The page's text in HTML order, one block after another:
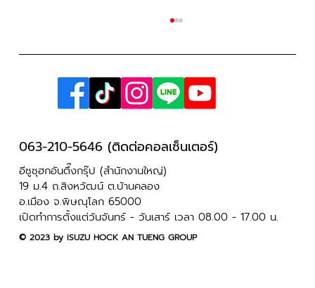
ISUZU V-CROSS 4X4 ของน้องนิค หนุ่ม
อุตรดิตถ์ จบปวช. ผันตัวมาเป็นเจ้าของสวน
รายได้ 6 หลักต่อปี
​© 2023 by ISUZU HOCK AN TUENG GROUP
063-210-5646 (ติดต่อคอลเซ็นเตอร์)
อีซูซุฮกอันตึ๊งกรุ๊ป (สำนักงานใหญ่)
19 ม.4 ถ.สิงหวัฒน์ ต.บ้านคลอง
อ.เมือง จ.พิษณุโลก 65000
เปิดทำการตั้งแต่วันจันทร์ - วันเสาร์ เวลา 08.00 - 17.00 น.